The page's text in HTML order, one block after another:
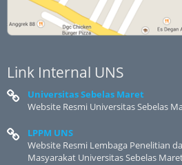
Link Internal UNS
Universitas Sebelas Maret
Website Resmi Universitas Sebelas
LPPM UNS
Website Resmi Lembaga Penelitian
Masyarakat Universitas Sebelas